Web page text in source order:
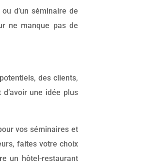
d’un séminaire de
ne manque pas de
des clients,
une idée plus
vos séminaires et
faites votre choix
un hôtel-restaurant